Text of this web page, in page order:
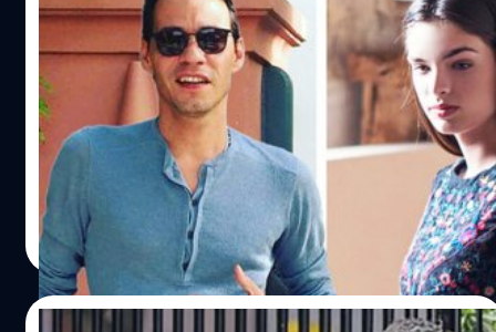
ก็พี่มันหล่อและรวย Marc Anthony แต่งงาน
ครั้งที่ 4 ในวัย 53 ปีกับนางแบบชาวปารากวัย
วัย 23 ปี
แฟน ๆ เพลงสากลคงจะยังไม่ลืมชื่อ มาร์ก แอนโธนี (Marc
Anthony)กันนะครับ เพราะเมื่อประมาณ 10 ปีที่แล้ว เขาเป็น
ศิลปินลาติน-อเมริกันที่โด่งดังมาก มีเพลงฮิตติดหูขึ้นชาร์ต
หลายเพลง อย่างเช่น You Sang To Me, I Need to Know, I
Want to Spend My Lifetime Loving You และ Rain Over
Me ที่ร้องคู่กับ พิตบูล ยอดขายเพลงของแอนโธนีรวมแล้วกว่า
12 ล้านอัลบั้ม ยอดขายอัลบั้มของเขานั้นสร้างสถิติอัลบั้มเพลง
ซัลซาขายดีตลอดกาลถึงขั้นต้องได้รับการบันทึกในกินเนสบุ๊ก
เลยทีเดียว
สุชยา เกษจำรัส | 1493 days ago
Read More
28/06/2022